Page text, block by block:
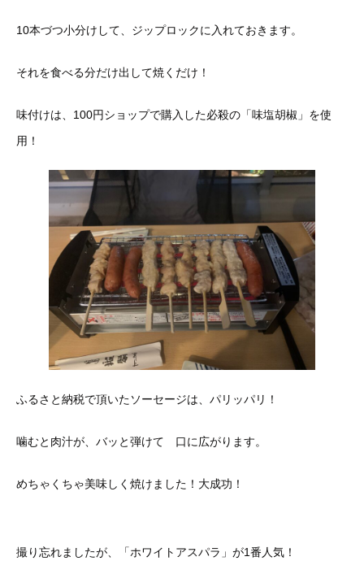
10本づつ小分けして、ジップロックに入れておきます。
それを食べる分だけ出して焼くだけ！
味付けは、100円ショップで購入した必殺の「味塩胡椒」を使
用！
ふるさと納税で頂いたソーセージは、パリッパリ！
噛むと肉汁が、バッと弾けて 口に広がります。
めちゃくちゃ美味しく焼けました！大成功！
撮り忘れましたが、「ホワイトアスパラ」が1番人気！